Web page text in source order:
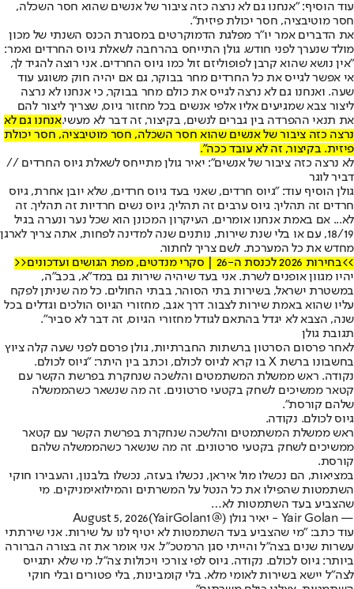
עוד הוסיף: "אנחנו גם לא נרצה כזה ציבור של אנשים שהוא חסר השכלה,
חסר מוטיבציה, חסר יכולת פיזית".
את הדברים אמר יו"ר מפלגת הדמוקרטים במסגרת הכנס השנתי של מכון
מולד שנערך לפני חודש. גולן התייחס בהרחבה לשאלת גיוס החרדים ואמר:
"אין נושא שהוא קרבן לפופוליזם זול כמו גיוס החרדים. אני רוצה להגיד לך,
אי אפשר לגייס את כל החרדים מחר בבוקר, גם אם יהיה חוק משוגע עוד
שעה. ואנחנו גם לא נרצה לגייס את כולם מחר בבוקר, כי אנחנו לא נרצה
ליצור צבא שמגיעים אליו אלפי אנשים בכל מחזור גיוס, שצריך ליצור להם
את תנאי ההפרדה בין גברים לנשים, בקיצור, זה דבר לא מעשי.אנחנו גם לא
נרצה כזה ציבור של אנשים שהוא חסר השכלה, חסר מוטיבציה, חסר יכולת
פיזית. בקיצור, זה לא עובד ככה".
לא נרצה כזה ציבור של אנשים": יאיר גולן מתייחס לשאלת גיוס החרדים //
דביר לוגר
גולן הוסיף עוד: "גיוס חרדים, שאני בעד גיוס חרדים, שלא יובן אחרת, גיוס
חרדים זה תהליך. גיוס ערבים זה תהליך, גיוס נשים חרדיות זה תהליך. זה
לא... אם באמת אנחנו אומרים, העיקרון המכונן הוא שכל נער ונערה בגיל
18/19, עם או בלי שנת שירות, נותנים שנה למדינה לפחות, אתה צריך לארגן
מחדש את כל המערכת. לשם צריך לחתור.
>>בחירות 2026 לכנסת ה-26 | סקרי מנדטים, מפת הגושים ועדכונים<<
יהיו מגוון אופנים לשרת. אני בעד שיהיה שירות גם במד"א, בכב"ה,
במשטרת ישראל, בשירות בתי הסוהר, בבתי החולים. כל מה שניתן לפקח
עליו שהוא באמת שירות לצבור. דרך אגב, מחזורי הגיוס הולכים וגדלים בכל
שנה, הצבא לא יגדל בהתאם לגודל מחזורי הגיוס, זה דבר לא סביר".
תגובת גולן
לאחר פרסום הסרטון ברשתות החברתיות, גולן פרסם לפני שעה קלה ציוץ
בחשבונו ברשת X בו קרא לגיוס לכולם, וכתב בין היתר: "גיוס לכולם.
נקודה. ראש ממשלת המשתמטים והלשכה שנחקרת בפרשת הקשר עם
קטאר ממשיכים לשחק בקטעי סרטונים. זה מה שנשאר כשהממשלה
שלהם קורסת".
גיוס לכולם. נקודה.
ראש ממשלת המשתמטים והלשכה שנחקרת בפרשת הקשר עם קטאר
ממשיכים לשחק בקטעי סרטונים. זה מה שנשאר כשהממשלה שלהם
קורסת.
במציאות, הם נכשלו מול איראן, נכשלו בעזה, נכשלו בלבנון, והעבירו חוקי
השתמטות שהפילו את כל הנטל על המשרתים והמילואימניקים. מי
שהצביע בעד השתמטות לא…
— Yair Golan - יאיר גולן (@YairGolan1)
August 5, 2026
עוד כתב: "מי שהצביע בעד השתמטות לא יטיף לנו על שירות. אני שירתתי
עשרות שנים בצה״ל והייתי סגן הרמטכ״ל. אני אומר את זה בצורה הברורה
ביותר: גיוס לכולם. נקודה. גיוס לפי צורכי ויכולות צה״ל. מי שלא יתגייס
לצה״ל יישא בשירות לאומי מלא. בלי קומבינות, בלי פטורים ובלי חוקי